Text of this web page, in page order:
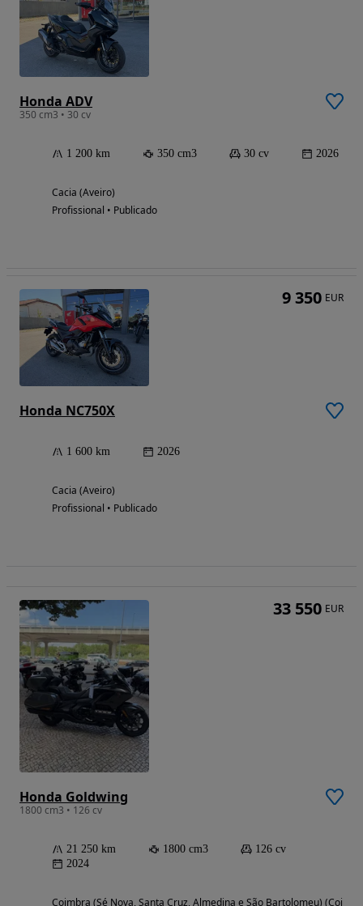
Honda ADV
350 cm3 • 30 cv
1 200 km 350 cm3 30 cv 2026
Cacia (Aveiro)
Profissional • Publicado
Honda NC750X
1 600 km 2026
Cacia (Aveiro)
Profissional • Publicado
9 350 EUR
Honda Goldwing
1800 cm3 • 126 cv
21 250 km 1800 cm3
126 cv
2024
Coimbra (Sé Nova, Santa Cruz, Almedina e São Bartolomeu)
33 550 EUR